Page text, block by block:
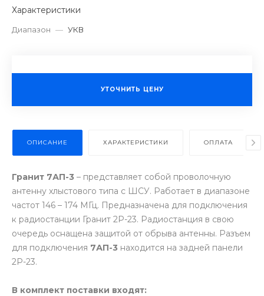
Характеристики
Диапазон — УКВ
УТОЧНИТЬ ЦЕНУ
ОПИСАНИЕ ХАРАКТЕРИСТИКИ ОПЛАТА
Гранит 7АП-3 – представляет собой проволочную
антенну хлыстового типа с ШСУ. Работает в диапазоне
частот 146 – 174 МГц. Предназначена для подключения
к радиостанции Гранит 2Р-23. Радиостанция в свою
очередь оснащена защитой от обрыва антенны. Разъем
для подключения 7АП-3 находится на задней панели
2Р-23.
В комплект поставки входят: